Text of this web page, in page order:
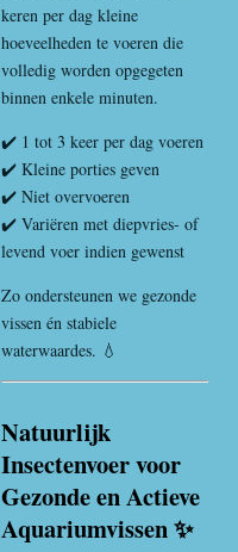
keren per dag kleine
hoeveelheden te voeren die
volledig worden opgegeten
binnen enkele minuten.
✔️ 1 tot 3 keer per dag voeren
✔️ Kleine porties geven
✔️ Niet overvoeren
✔️ Variëren met diepvries- of
levend voer indien gewenst
Zo ondersteunen we gezonde
vissen én stabiele
waterwaardes. 💧
Natuurlijk
Insectenvoer voor
Gezonde en Actieve
Aquariumvissen ✨